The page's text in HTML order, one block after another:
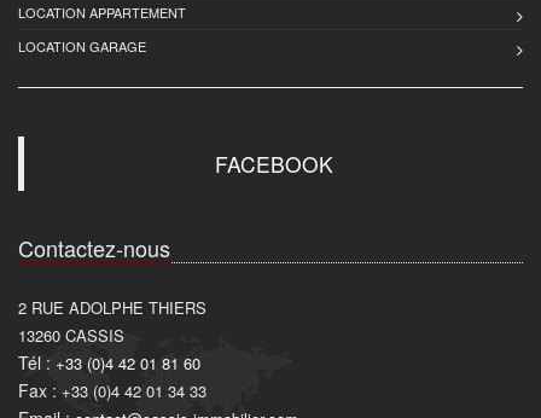
LOCATION APPARTEMENT
LOCATION GARAGE
FACEBOOK
Contactez-nous
2 RUE ADOLPHE THIERS
13260 CASSIS
Tél : +33 (0)4 42 01 81 60
Fax : +33 (0)4 42 01 34 33